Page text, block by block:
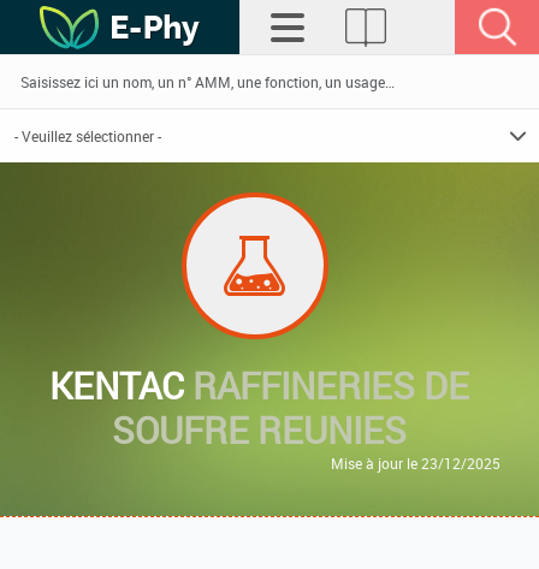
KENTAC RAFFINERIES DE
SOUFRE REUNIES
Mise à jour le 23/12/2025